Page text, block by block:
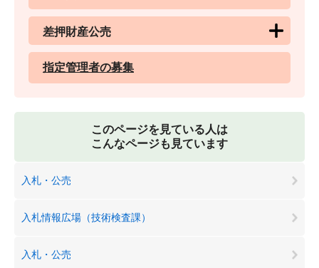
差押財産公売
指定管理者の募集
このページを見ている人は
こんなページも見ています
入札・公売
入札情報広場（技術検査課）
入札・公売